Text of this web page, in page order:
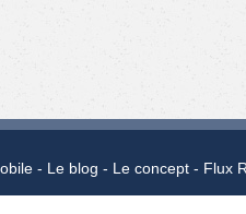
Le blog Le concept Flux